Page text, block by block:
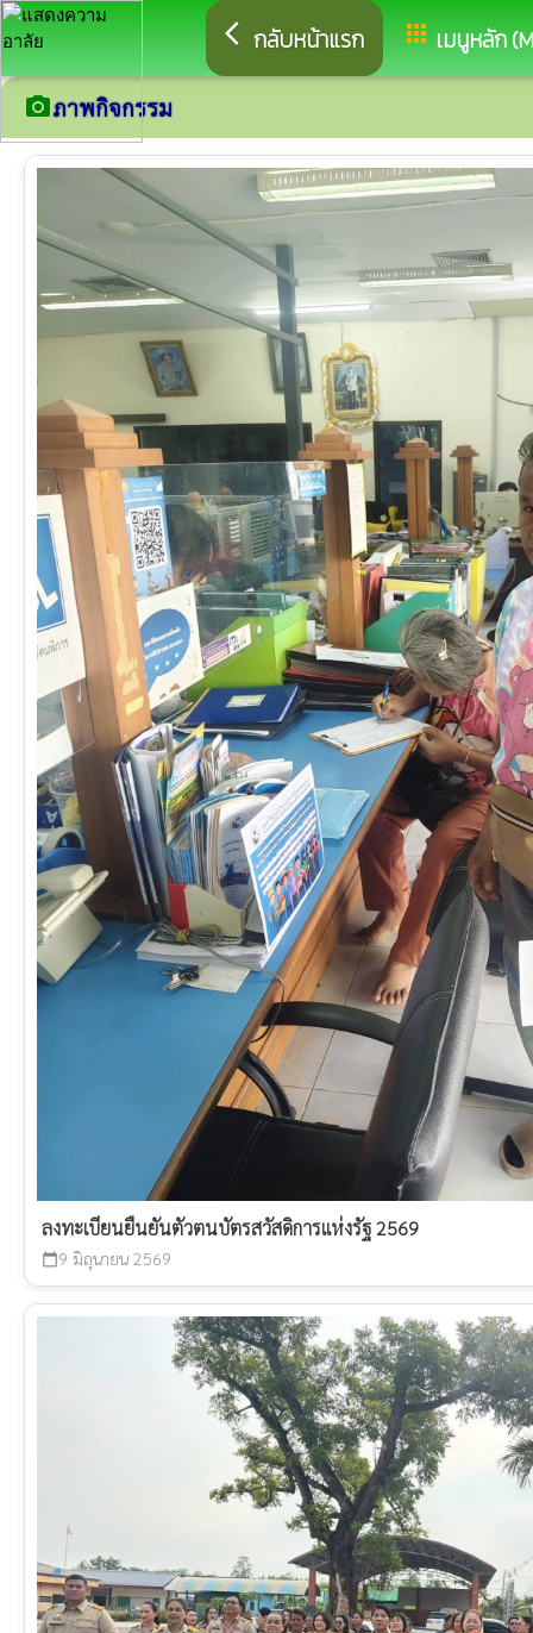
arrow_back_ios กลับหน้าแรก apps เมนูหลัก
camera_altภาพกิจกรรม
ลงทะเบียนยืนยันตัวตนบัตรสวัสดิการแห่งรัฐ 2569
calendar_today9 มิถุนายน 2569